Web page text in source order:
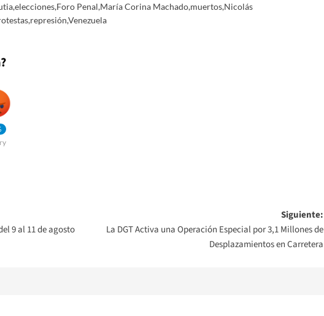
,elecciones,Foro Penal,María Corina Machado,muertos,Nicolás
,represión,Venezuela
9 al 11 de agosto
Siguiente:
La DGT Activa una Operación Especial por 3,1 Millones de
Desplazamientos en Carretera